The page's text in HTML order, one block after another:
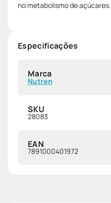
no metabolismo de açúcares.
Especificações
Marca
Nutren
SKU
28083
EAN
7891000401972